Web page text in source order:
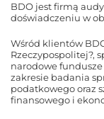
BDO jest firmą
doświadczeniu w
Wśród klientów
Rzeczypospolitej?,
narodowe
zakresie badania
podatkowego oraz
finansowego i